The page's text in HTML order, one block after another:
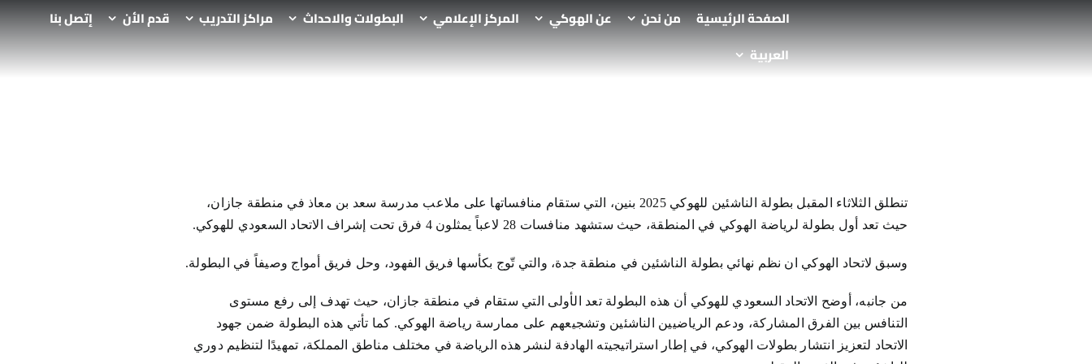
الصفحة الرئيسية من نحن عن الهوكي المركز الإعلامي البطولات والاحداث مراكز التدريب قدم الأن
إتصل بنا
العربية
تنطلق الثلاثاء المقبل بطولة الناشئين للهوكي 2025 بنين، التي ستقام منافساتها على ملاعب مدرسة سعد بن معاذ في منطقة جازان،
حيث تعد أول بطولة لرياضة الهوكي في المنطقة، حيث ستشهد منافسات 28 لاعباً يمثلون 4 فرق تحت إشراف الاتحاد السعودي للهوكي.
وسبق لاتحاد الهوكي ان نظم نهائي بطولة الناشئين في منطقة جدة، والتي تّوج بكأسها فريق الفهود، وحل فريق أمواج وصيفاً في البطولة.
من جانبه، أوضح الاتحاد السعودي للهوكي أن هذه البطولة تعد الأولى التي ستقام في منطقة جازان، حيث تهدف إلى رفع مستوى
التنافس بين الفرق المشاركة، ودعم الرياضيين الناشئين وتشجيعهم على ممارسة رياضة الهوكي. كما تأتي هذه البطولة ضمن جهود
الاتحاد لتعزيز انتشار بطولات الهوكي، في إطار استراتيجيته الهادفة لنشر هذه الرياضة في مختلف مناطق المملكة، تمهيدًا لتنظيم دوري